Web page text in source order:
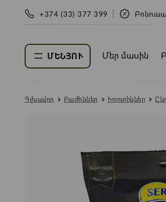
+374 (33) 377 399
ՄԵՆՅՈՒ Մեր մասին
Գլխավոր Բաժիններ Խորտիկներ